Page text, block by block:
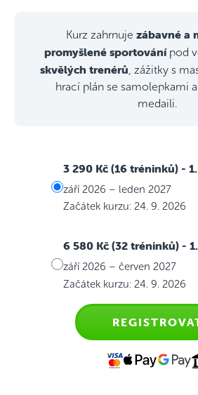
Kurz zahrnuje zábavné a
promyšlené sportovánípod
skvělých trenérů , zážitky s
hrací plán se samolepkami
medaili.
3 290 Kč (16 tréninků) -
září 2026 – leden 2027
Začátek kurzu: 24. 9. 2026
6 580 Kč (32 tréninků) -
září 2026 – červen 2027
Začátek kurzu: 24. 9. 2026